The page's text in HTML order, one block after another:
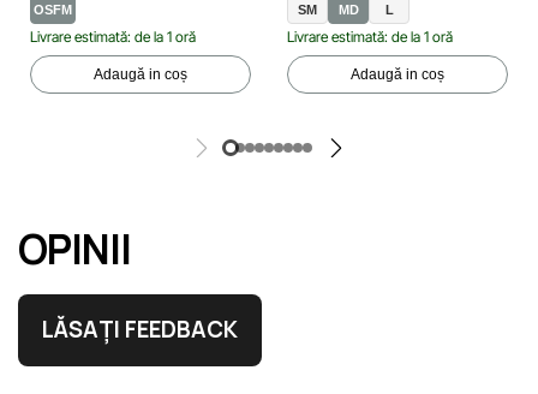
OSFM
Livrare estimată: de la 1 oră
Adaugă in coș
SM MD L
Livrare estimată: de la 1 oră
Adaugă in coș
OPINII
LĂSAȚI FEEDBACK